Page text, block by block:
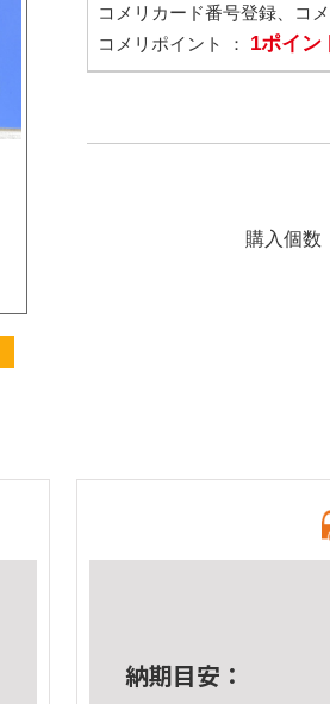
コメリカード番号登録、コ
コメリポイント ： 1ポイン
購入個数
納期目安：